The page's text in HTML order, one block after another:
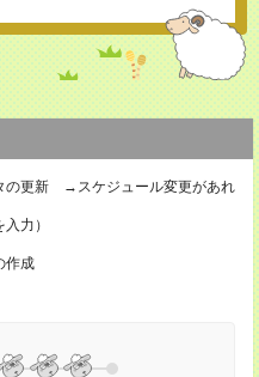
の更新 →スケジュール変更があれ
力）
作成